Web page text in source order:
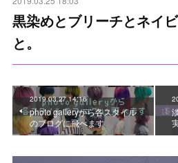
黒染めとブリーチとネイ
と。
2019.03.27 14:16
photo galleryから各スタイル
のブログに飛べます